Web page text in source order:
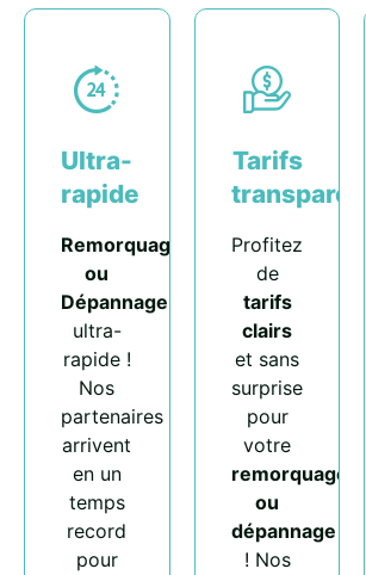
Ultra-
rapide
Remorquage
ou
Dépannage
ultra-
rapide !
Nos
partenaires
arrivent
en un
temps
record
pour
Tarifs
Profitez
de
tarifs
clairs
et sans
surprise
pour
votre
remorquage
ou
dépannage
! Nos